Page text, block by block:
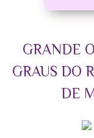
GRANDE
GRAUS DO
DE